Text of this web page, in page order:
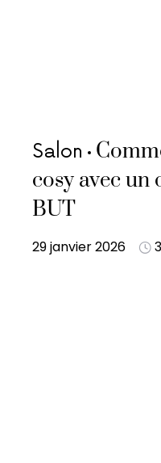
Salon
cosy avec un
BUT
29 janvier 2026